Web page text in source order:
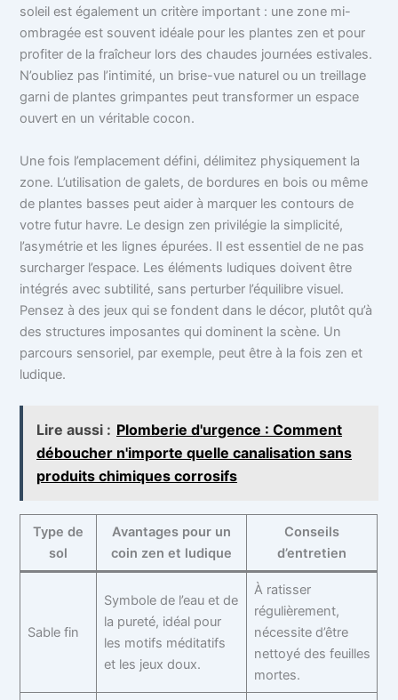
soleil est également un critère important : une zone mi-
ombragée est souvent idéale pour les plantes zen et pour
profiter de la fraîcheur lors des chaudes journées estivales.
N’oubliez pas l’intimité, un brise-vue naturel ou un treillage
garni de plantes grimpantes peut transformer un espace
ouvert en un véritable cocon.
Une fois l’emplacement défini, délimitez physiquement la
zone. L’utilisation de galets, de bordures en bois ou même
de plantes basses peut aider à marquer les contours de
votre futur havre. Le design zen privilégie la simplicité,
l’asymétrie et les lignes épurées. Il est essentiel de ne pas
surcharger l’espace. Les éléments ludiques doivent être
intégrés avec subtilité, sans perturber l’équilibre visuel.
Pensez à des jeux qui se fondent dans le décor, plutôt qu’à
des structures imposantes qui dominent la scène. Un
parcours sensoriel, par exemple, peut être à la fois zen et
ludique.
Lire aussi : Plomberie d'urgence : Comment
déboucher n'importe quelle canalisation sans
produits chimiques corrosifs
Type de
sol
Avantages pour un
coin zen et ludique
Conseils
d’entretien
Sable fin
Symbole de l’eau et de
la pureté, idéal pour
les motifs méditatifs
et les jeux doux.
À ratisser
régulièrement,
nécessite d’être
nettoyé des feuilles
mortes.